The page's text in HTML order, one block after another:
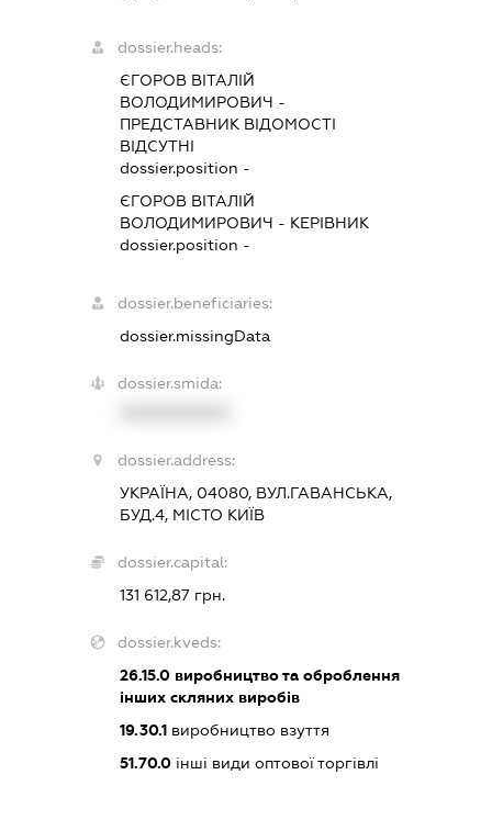
dossier.heads:
ЄГОРОВ ВІТАЛІЙ
ВОЛОДИМИРОВИЧ -
ПРЕДСТАВНИК ВІДОМОСТІ
ВІДСУТНІ
dossier.position -
ЄГОРОВ ВІТАЛІЙ
ВОЛОДИМИРОВИЧ - КЕРІВНИК
dossier.position -
dossier.beneficiaries:
dossier.missingData
dossier.smida:
dossier.address:
УКРАЇНА, 04080, ВУЛ.ГАВАНСЬКА,
БУД.4, МІСТО КИЇВ
dossier.capital:
131 612,87 грн.
dossier.kveds:
26.15.0 виробництво та оброблення
інших скляних виробів
19.30.1 виробництво взуття
51.70.0 інші види оптової торгівлі